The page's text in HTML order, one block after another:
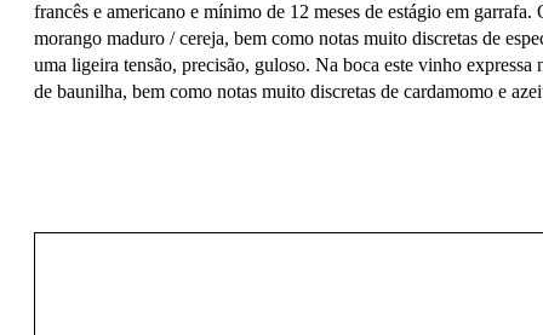
francês e americano e mínimo de 12 meses de estágio em
morango maduro / cereja, bem como notas muito discretas de
uma ligeira tensão, precisão, guloso. Na boca este vinho
de baunilha, bem como notas muito discretas de cardamomo e